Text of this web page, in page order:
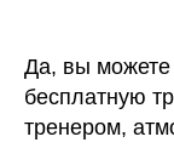
Да, вы можете
бесплатную
тренером,